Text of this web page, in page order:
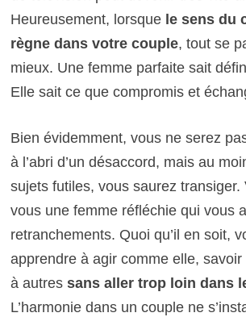
Heureusement, lorsque le sens du
règne dans votre couple, tout se
mieux. Une femme parfaite sait
Elle sait ce que compromis et
Bien évidemment, vous ne serez
à l’abri d’un désaccord, mais au
sujets futiles, vous saurez transiger.
vous une femme réfléchie qui vous
retranchements. Quoi qu’il en soit,
apprendre à agir comme elle,
à autres sans aller trop loin dans
L’harmonie dans un couple ne